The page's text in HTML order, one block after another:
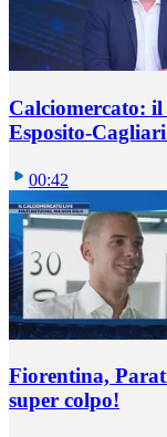
Calciomercato:
Esposito-
00:42
Fiorentina,
super colpo!